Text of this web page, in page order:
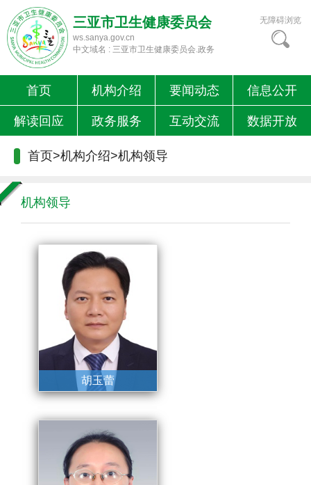
三亚市卫生健康委员会
ws.sanya.gov.cn
中文域名 : 三亚市卫生健康委员会.政务
无障碍浏览
首页 机构介绍 要闻动态 信息公开
解读回应 政务服务 互动交流 数据开放
首页>机构介绍>机构领导
机构领导
胡玉蕾
党委书记、主任